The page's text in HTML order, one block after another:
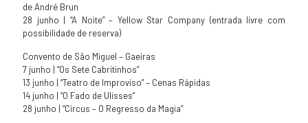
de André Brun
28 junho | “A Noite” – Yellow Star Company (entrada livre com
possibilidade de reserva)
Convento de São Miguel – Gaeiras
7 junho | “Os Sete Cabritinhos”
13 junho | “Teatro de Improviso” – Cenas Rápidas
14 junho | “O Fado de Ulisses”
28 junho | “Circus – O Regresso da Magia”